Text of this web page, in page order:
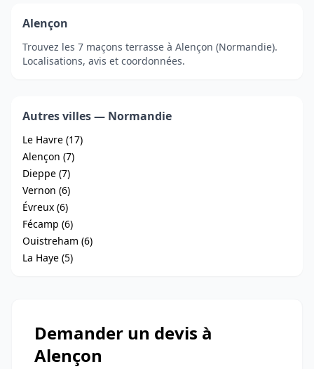
Alençon
Trouvez les 7 maçons terrasse à Alençon (Normandie).
Localisations, avis et coordonnées.
Autres villes — Normandie
Le Havre (17)
Alençon (7)
Dieppe (7)
Vernon (6)
Évreux (6)
Fécamp (6)
Ouistreham (6)
La Haye (5)
Demander un devis à
Alençon